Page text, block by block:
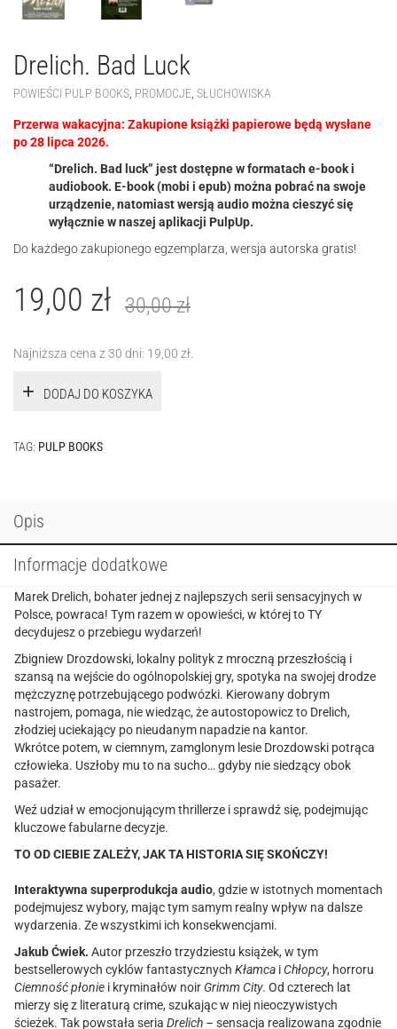
Drelich. Bad Luck
POWIEŚCI PULP BOOKS PROMOCJE SŁUCHOWISKA
Przerwa wakacyjna: Zakupione książki papierowe będą wysłane
po 28 lipca 2026.
“Drelich. Bad luck” jest dostępne w formatach e-book i
audiobook. E-book (mobi i epub) można pobrać na swoje
urządzenie, natomiast wersją audio można cieszyć się
wyłącznie w naszej aplikacji PulpUp.
Do każdego zakupionego egzemplarza, wersja autorska gratis!
30,00zł
19,00 zł
Najniższa cena z 30 dni: 19,00 zł
DODAJ DO KOSZYKA
TAG: PULP BOOKS
Opis
Informacje dodatkowe
Marek Drelich, bohater jednej z najlepszych serii sensacyjnych w
Polsce, powraca! Tym razem w opowieści, w której to TY
decydujesz o przebiegu wydarzeń!
Zbigniew Drozdowski, lokalny polityk z mroczną przeszłością i
szansą na wejście do ogólnopolskiej gry, spotyka na swojej drodze
mężczyznę potrzebującego podwózki. Kierowany dobrym
nastrojem, pomaga, nie wiedząc, że autostopowicz to Drelich,
złodziej uciekający po nieudanym napadzie na kantor.
Wkrótce potem, w ciemnym, zamglonym lesie Drozdowski potrąca
człowieka. Uszłoby mu to na sucho… gdyby nie siedzący obok
pasażer.
Weź udział w emocjonującym thrillerze i sprawdź się, podejmując
kluczowe fabularne decyzje.
TO OD CIEBIE ZALEŻY, JAK TA HISTORIA SIĘ SKOŃCZY!
Interaktywna superprodukcja audio, gdzie w istotnych momentach
podejmujesz wybory, mając tym samym realny wpływ na dalsze
wydarzenia. Ze wszystkimi ich konsekwencjami.
Jakub Ćwiek. Autor przeszło trzydziestu książek, w tym
bestsellerowych cyklów fantastycznych Kłamca iChłopcy, horroru
Ciemność płonie i kryminałów noir Grimm City. Od czterech lat
mierzy się z literaturą crime, szukając w niej nieoczywistych
ścieżek. Tak powstała seria Drelich – sensacja realizowana zgodnie